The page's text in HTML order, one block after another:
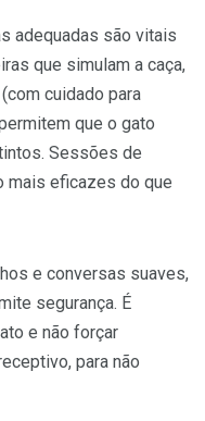
adequadas são vitais
que simulam a caça,
cuidado para
que o gato
Sessões de
mais eficazes do que
e conversas suaves,
segurança. É
e não forçar
para não